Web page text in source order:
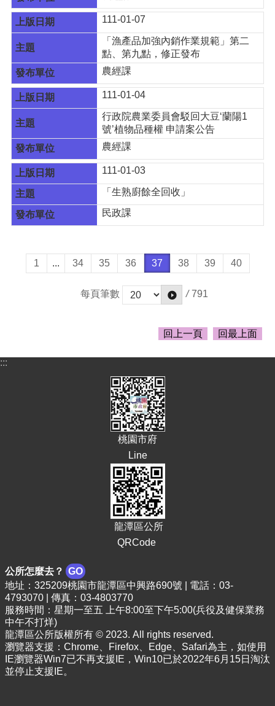
111-01-07
「漁產品加強內銷作業規範」第二
點、第九點，修正發布
農經課
111-01-04
行政院農業委員會駁回大豆‘蘭陽1
號’植物品種權 申請案公告
農經課
111-01-03
「生熟廚餘全回收」
民政課
1 ... 34 35 36 37 38 39 40
每頁筆數 / 791
回上一頁 回最上面
:::
桃園市府
Line
龍潭區公所
QRCode
公所怎麼去？ GO
地址：325209桃園市龍潭區中興路690號 | 電話：03-
4793070 | 傳真：03-4803770
服務時間：星期一至五 上午8:00至下午5:00(兵役及健保業務
中午不打烊)
龍潭區公所版權所有 © 2023. All rights reserved.
瀏覽器支援：Chrome、Firefox、Edge、Safari為主，如使用
IE瀏覽器Win7已不再支援IE，Win10已於2022年6月15日淘汰
並停止支援IE。